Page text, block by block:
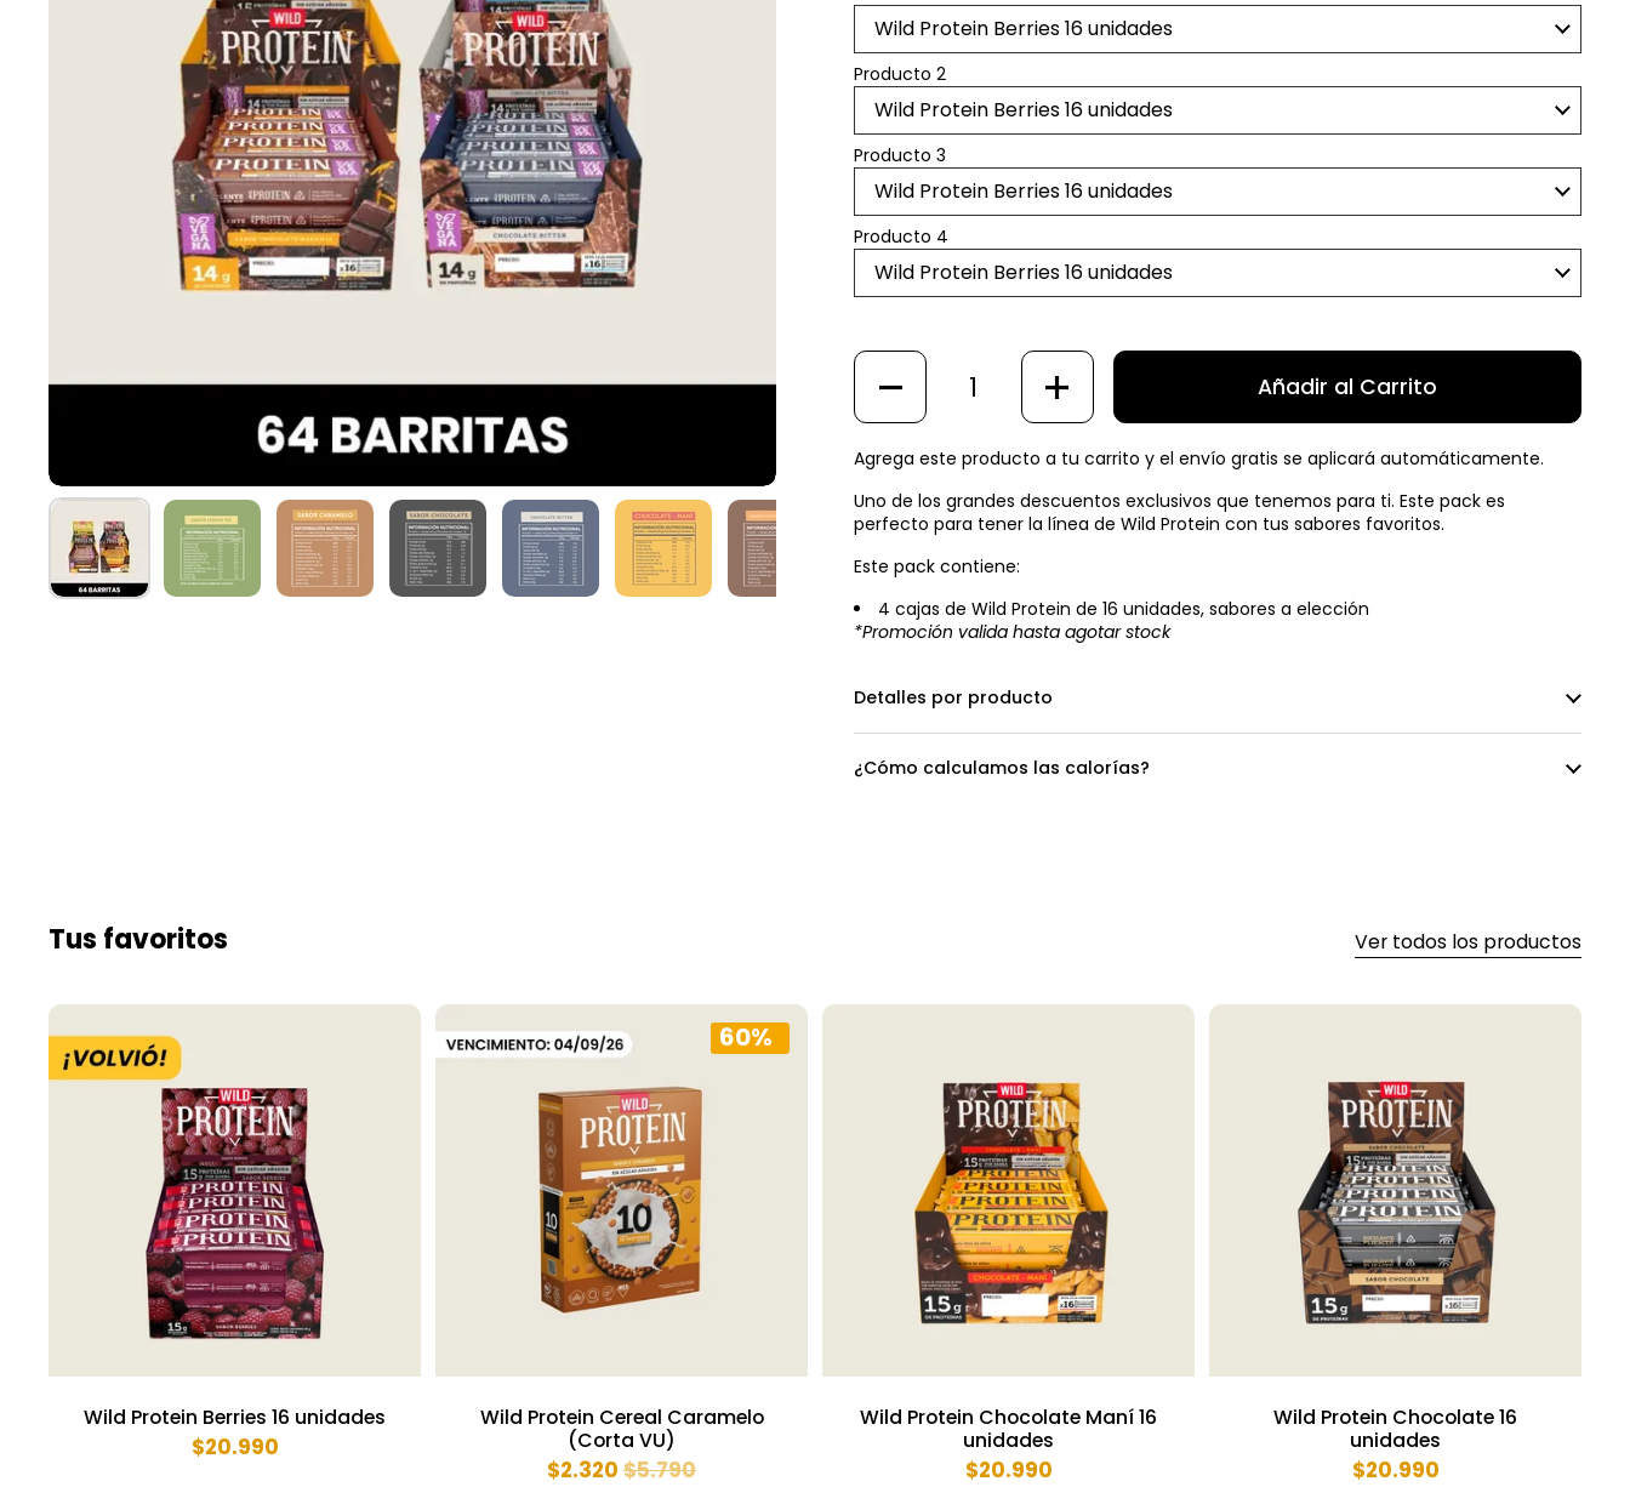
Producto 2
Producto 3
Producto 4
Cantidad
Añadir al Carrito
Agrega este producto a tu carrito y el envío gratis se aplicará automáticamente.
Uno de los grandes descuentos exclusivos que tenemos para ti. Este pack es
perfecto para tener la línea de Wild Protein con tus sabores favoritos.
Este pack contiene:
4 cajas de Wild Protein de 16 unidades, sabores a elección
*Promoción valida hasta agotar stock
Detalles por producto
¿Cómo calculamos las calorías?
Tus favoritos Ver todos los productos
Wild Protein Berries 16 unidades
$20.990
Wild Protein Cereal Caramelo
(Corta VU)
$2.320 $5.790
60%
Wild Protein Chocolate Maní 16
unidades
$20.990
Wild Protein Chocolate 16
unidades
$20.990